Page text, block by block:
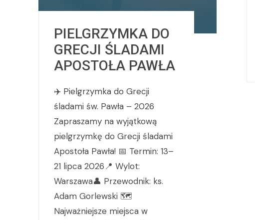
PIELGRZYMKA DO
GRECJI ŚLADAMI
APOSTOŁA PAWŁA
✈️ Pielgrzymka do Grecji
śladami św. Pawła – 2026
Zapraszamy na wyjątkową
pielgrzymkę do Grecji śladami
Apostoła Pawła! 📅 Termin: 13–
21 lipca 2026📍 Wylot:
Warszawa👤 Przewodnik: ks.
Adam Gorlewski 🗺️
Najważniejsze miejsca w